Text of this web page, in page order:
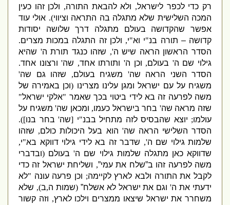
רק כדי לכפר לישראל,ולא להבאת התורה,ולכן זהו כעין
המכה השלישית שלא מתגלה בה התראה וציווי).אולי עוד
אפשר שהקדושה בעולם מתגלה דרך שלושה יסודות
קדושה – תורה בנ "י וא "י,ולכן זה התגלה במכות מצרים.
הסדר הראשון הראה שיש ה ',שזהו כנגד תורת ה 'שהיא
גילוי שם ה 'בעולם,וכן ה 'ותורתו אחד,שה'ורצונו אחד.
הסדר השני הראה שה'משגיח בעולם,שזהו גם שה'
משגיח על עם ישראל ומגן עלינו מצרינו(וכן באמירה של
משה לפרעה זה בא לידי ביטוי בכך שאמר"אלקי ישראל"
שזה מראה שה'בחר בישראל כעמו,ומכאן שה'משגיח על
עולמו;יוצא שהבסיס לזה מתחיל בבנ"י[שה'בחר בנו]).
הסדר השלישי הראה שה'הוא בעל היכולות כולם,שזהו
שלמות גילוי שם ה ',שדבר זה בא לידי גילוי דווקא בא"י,
שדווקא כאן מתגלה שלמות גילוי שם ה 'בעולם(ובדברי
משה לפרעה זהו ב”שלח את עמי”,ושליחת ישראל זה כדי
לקבל אתהתורה ולבא לארץ לקיימה;וכן פרעה עונה"לא
ידעתי את ה'וגם את ישראל לא אשלח”(שמות ה ב),שלא
משחרר את ישראל שיצאו ממצרים וילכו לארץ,וזה קשור